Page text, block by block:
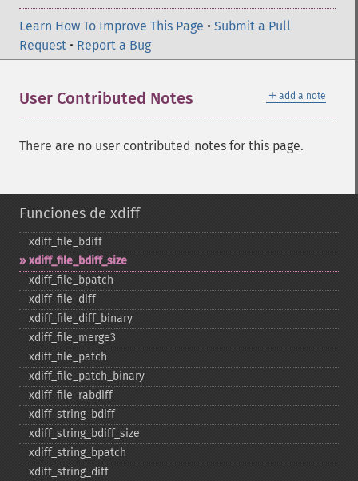
Learn How To Improve This Page • Submit a Pull
Request • Report a Bug
＋ add a note
User Contributed Notes
There are no user contributed notes for this page.
Funciones de xdiff
xdiff_​file_​bdiff
xdiff_​file_​bdiff_​size
xdiff_​file_​bpatch
xdiff_​file_​diff
xdiff_​file_​diff_​binary
xdiff_​file_​merge3
xdiff_​file_​patch
xdiff_​file_​patch_​binary
xdiff_​file_​rabdiff
xdiff_​string_​bdiff
xdiff_​string_​bdiff_​size
xdiff_​string_​bpatch
xdiff_​string_​diff